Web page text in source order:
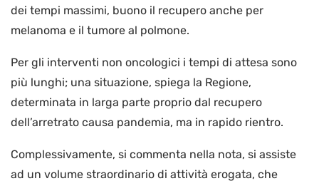
dei tempi massimi, buono il recupero anche per
melanoma e il tumore al polmone.
Per gli interventi non oncologici i tempi di attesa sono
più lunghi; una situazione, spiega la Regione,
determinata in larga parte proprio dal recupero
dell’arretrato causa pandemia, ma in rapido rientro.
Complessivamente, si commenta nella nota, si assiste
ad un volume straordinario di attività erogata, che